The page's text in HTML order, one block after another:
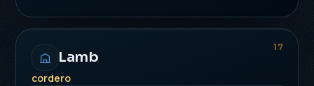
17
Lamb
cordero